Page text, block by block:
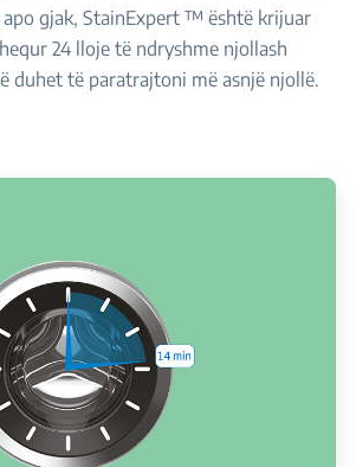
gjak, StainExpert ™ është krijuar
24 lloje të ndryshme njollash
duhet të paratrajtoni më asnjë njollë.